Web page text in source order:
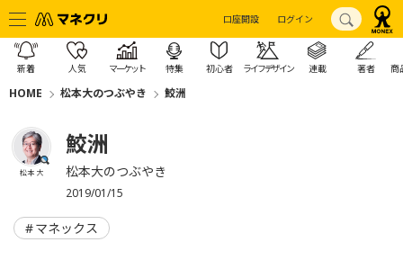
口座開設 ログイン
新着 人気 マーケット 特集 初心者 ライフデザイン 連載 著者 商
HOME 松本大のつぶやき 鮫洲
松本 大
鮫洲
松本大のつぶやき
2019/01/15
マネックス